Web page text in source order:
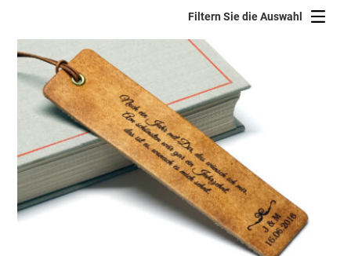
sortiert
Filtern Sie die Auswahl